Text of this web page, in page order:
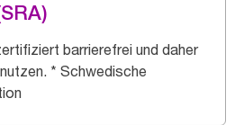
barrierefrei und daher
* Schwedische